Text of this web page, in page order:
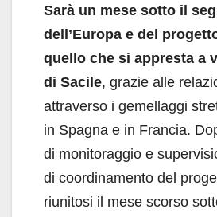
Sarà un mese sotto il
dell’Europa e del
quello che si appresta a
di Sacile, grazie alle
attraverso i gemellaggi
in Spagna e in Francia.
di monitoraggio e
di coordinamento del
riunitosi il mese scorso